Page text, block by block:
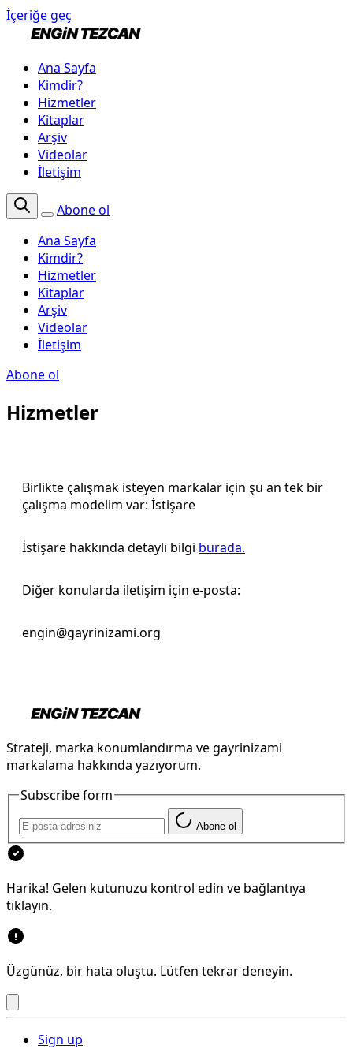
İçeriğe geç
Ana Sayfa
Kimdir?
Hizmetler
Kitaplar
Arşiv
Videolar
İletişim
Abone ol
Ana Sayfa
Kimdir?
Hizmetler
Kitaplar
Arşiv
Videolar
İletişim
Abone ol
Hizmetler
Birlikte çalışmak isteyen markalar için şu an tek bir
çalışma modelim var: İstişare
İstişare hakkında detaylı bilgi burada.
Diğer konularda iletişim için e-posta:
engin@gayrinizami.org
Strateji, marka konumlandırma ve gayrinizami
markalama hakkında yazıyorum.
Subscribe form
Abone ol
Harika! Gelen kutunuzu kontrol edin ve bağlantıya
tıklayın.
Üzgünüz, bir hata oluştu. Lütfen tekrar deneyin.
Sign up